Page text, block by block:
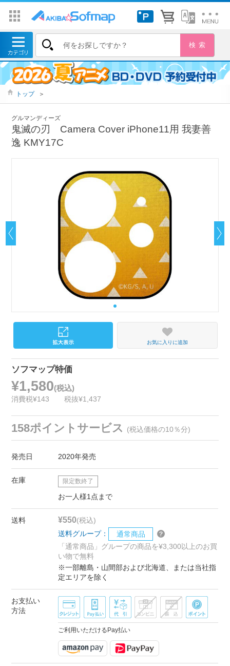
トップ ＞
グルマンディーズ
鬼滅の刃 Camera Cover iPhone11用 我妻善
逸 KMY17C
お気に入りに追加
ソフマップ特価
¥1,580(税込)
消費税¥143 税抜¥1,437
158ポイントサービス (税込価格の10％分)
発売日 2020年発売
在庫 限定数終了
お一人様1点まで
送料 ¥550(税込)
送料グループ：
通常商品
「通常商品」グループの商品を¥3,300以上のお買
い物で無料
※一部離島・山間部および北海道、または当社指
定エリアを除く
お支払い
方法
ご利用いただけるPay払い